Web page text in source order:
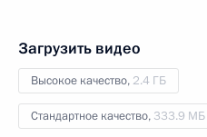
Загрузить видео
Высокое качество, 2.4 ГБ
Стандартное качество, 333.9 МБ